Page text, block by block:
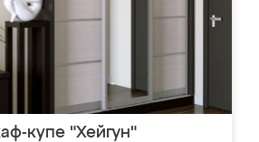
купе "Хейгун"